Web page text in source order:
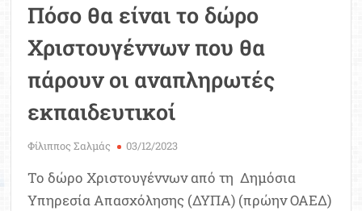
Πόσο θα είναι το δώρο
Χριστουγέννων που θα
πάρουν οι αναπληρωτές
εκπαιδευτικοί
Φίλιππος Σαλμάς 03/12/2023
Το δώρο Χριστουγέννων από τη Δημόσια
Υπηρεσία Απασχόλησης (ΔΥΠΑ) (πρώην ΟΑΕΔ)